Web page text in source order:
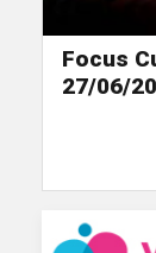
Focus
27/06/